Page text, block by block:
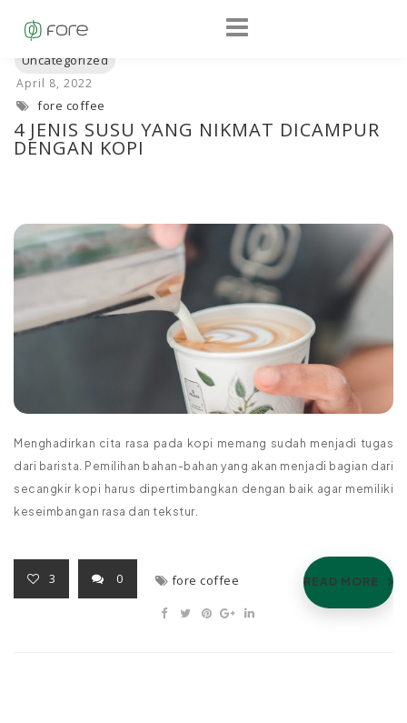
4 JENIS SUSU YANG NIKMAT DICAMPUR
DENGAN KOPI
fore coffee
Menghadirkan cita rasa pada kopi memang sudah menjadi tugas
dari barista. Pemilihan bahan-bahan yang akan menjadi bagian dari
secangkir kopi harus dipertimbangkan dengan baik agar memiliki
keseimbangan rasa dan tekstur.
READ MORE
3 0 fore coffee